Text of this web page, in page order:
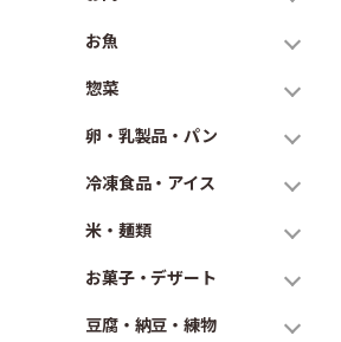
お魚
惣菜
卵・乳製品・パン
冷凍食品・アイス
米・麺類
お菓子・デザート
豆腐・納豆・練物